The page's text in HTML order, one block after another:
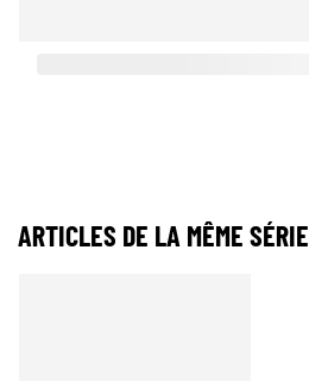
ARTICLES DE LA MÊME SÉRIE